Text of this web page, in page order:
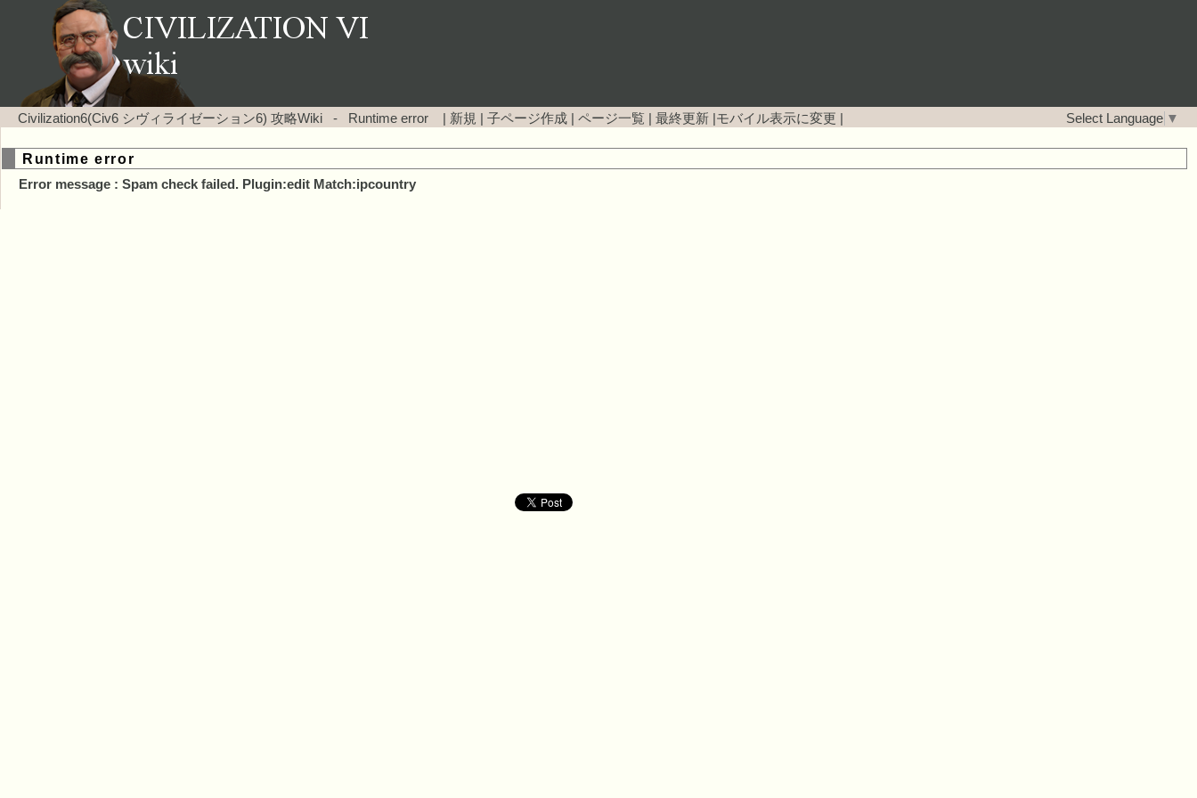
Civilization6(Civ6 シヴィライゼーション6) 攻略Wiki - Runtime error | 新規 子ページ作成 ページ一覧 最終更新 モバイル表示に変更 Select Language ▼
Runtime error
Error message : Spam check failed. Plugin:edit Match:ipcountry